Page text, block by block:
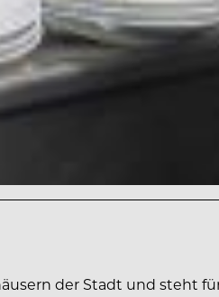
der Stadt und steht